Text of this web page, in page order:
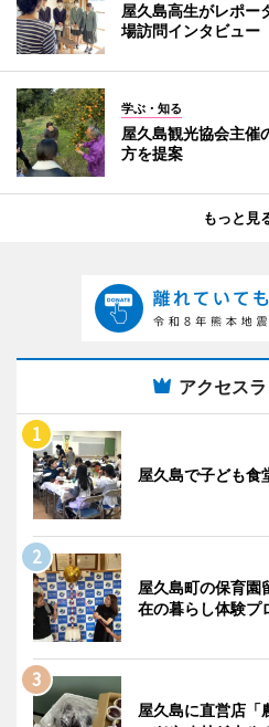
屋久島高生がレポ
場訪問インタビュー
学ぶ・知る
屋久島観光協会主催
方を提案
もっと見
アクセス
屋久島で子ども
屋久島町の保育
在の暮らし体験プ
屋久島に直営店